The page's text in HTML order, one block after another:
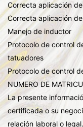
Correcta aplicación
Correcta aplicación
Manejo de inductor
Protocolo de control
tatuadores
Protocolo de control
NUMERO DE
La presente
certificada o su
relación laboral o